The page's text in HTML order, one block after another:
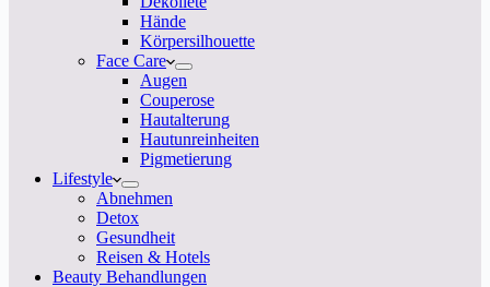
Hände
Körpersilhouette
Face Care
Augen
Couperose
Hautalterung
Hautunreinheiten
Pigmetierung
Lifestyle
Abnehmen
Detox
Gesundheit
Reisen & Hotels
Beauty Behandlungen